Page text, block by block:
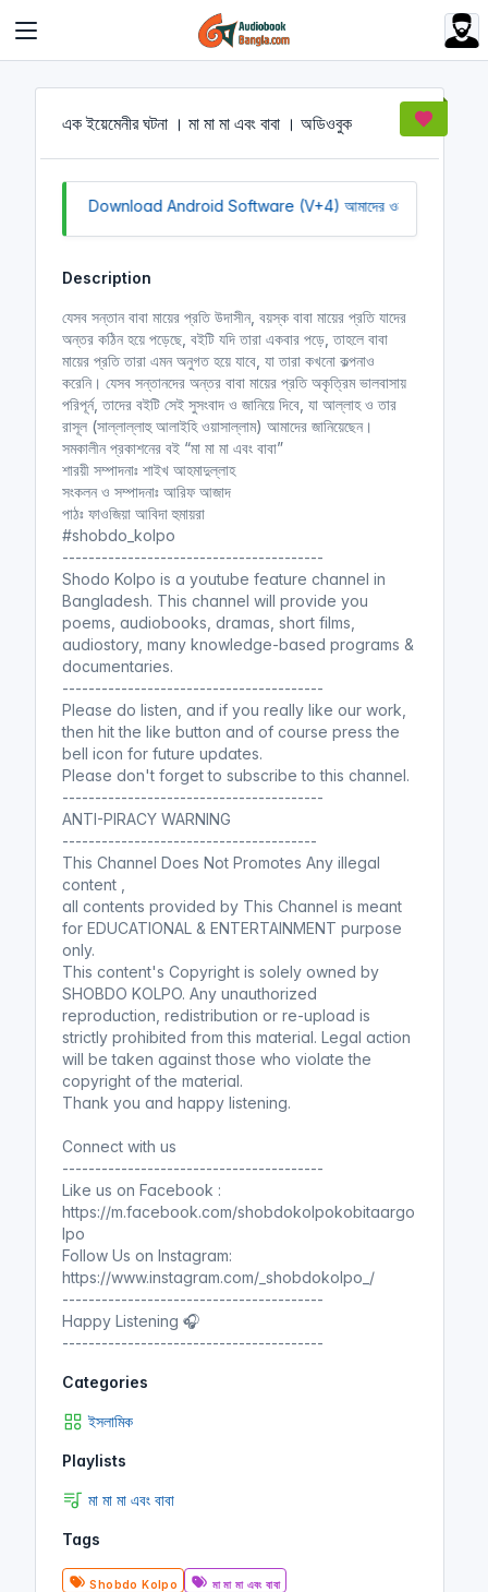
এক ইয়েমেনীর ঘটনা । মা মা মা এবং বাবা । অডিওবুক
Click to Download Android Software (V+4) আমাদের ওয়েবসাইট সচল
Description
যেসব সন্তান বাবা মায়ের প্রতি উদাসীন, বয়স্ক বাবা মায়ের প্রতি যাদের
অন্তর কঠিন হয়ে পড়েছে, বইটি যদি তারা একবার পড়ে, তাহলে বাবা
মায়ের প্রতি তারা এমন অনুগত হয়ে যাবে, যা তারা কখনো কল্পনাও
করেনি। যেসব সন্তানদের অন্তর বাবা মায়ের প্রতি অকৃত্রিম ভালবাসায়
পরিপূর্ন, তাদের বইটি সেই সুসংবাদ ও জানিয়ে দিবে, যা আল্লাহ ও তার
রাসূল (সাল্লাল্লাহু আলাইহি ওয়াসাল্লাম) আমাদের জানিয়েছেন।
সমকালীন প্রকাশনের বই “মা মা মা এবং বাবা”
শারয়ী সম্পাদনাঃ শাইখ আহমাদুল্লাহ
সংকলন ও সম্পাদনাঃ আরিফ আজাদ
পাঠঃ ফাওজিয়া আবিদা হুমায়রা
#shobdo_kolpo
----------------------------------------
Shodo Kolpo is a youtube feature channel in
Bangladesh. This channel will provide you
poems, audiobooks, dramas, short films,
audiostory, many knowledge-based programs &
documentaries.
----------------------------------------
Please do listen, and if you really like our work,
then hit the like button and of course press the
bell icon for future updates.
Please don't forget to subscribe to this channel.
----------------------------------------
ANTI-PIRACY WARNING
---------------------------------------
This Channel Does Not Promotes Any illegal
content ,
all contents provided by This Channel is meant
for EDUCATIONAL & ENTERTAINMENT purpose
only.
This content's Copyright is solely owned by
SHOBDO KOLPO. Any unauthorized
reproduction, redistribution or re-upload is
strictly prohibited from this material. Legal action
will be taken against those who violate the
copyright of the material.
Thank you and happy listening.
Connect with us
----------------------------------------
Like us on Facebook :
https://m.facebook.com/shobdokolpokobitaargo
lpo
Follow Us on Instagram:
https://www.instagram.com/_shobdokolpo_/
----------------------------------------
Happy Listening 🎧
----------------------------------------
Categories
ইসলামিক
Playlists
মা মা মা এবং বাবা
Tags
Shobdo Kolpo মা মা মা এবং বাবা